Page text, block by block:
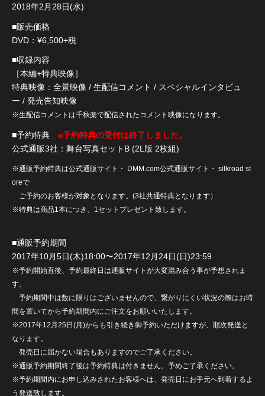
2018年2月28日(水)
■販売価格
DVD：¥6,500+税
■収録内容
［本編+特典映像］
特典映像：全景映像 / 生配信コメント / スペシャルインタビュ
ー / 発売告知映像
※生配信コメントは千秋楽で配信されたコメント映像になります。
■予約特典 ※予約特典の受付は終了しました。
公式通販3社：舞台写真セットB (2L版 2枚組)
※通販予約特典は公式通販サイト・ DMM.com公式通販サイト・ silkroad st
oreで
ご予約のお客様が対象となります。(3社共通特典となります）
※特典は商品1本につき、1セットプレゼント致します。
■通販予約期間
2017年10月5日(木)18:00〜2017年12月24日(日)23:59
※予約開始直後、予約最終日は通販サイトが大変混み合う事が予想されま
す。
予約期間中は数に限りはございませんので、繋がりにくい状況の際はお時
間を置いてから予約期間内にご注文をお願いいたします。
※2017年12月25日(月)からも引き続き御予約いただけますが、順次発送と
なります。
発売日に届かない場合もありますのでご了承ください。
※通販予約期間終了後は予約特典は付きません。予めご了承ください。
※予約期間内にお申し込みされたお客様へは、発売日にお手元へ到着するよ
う発送致します。